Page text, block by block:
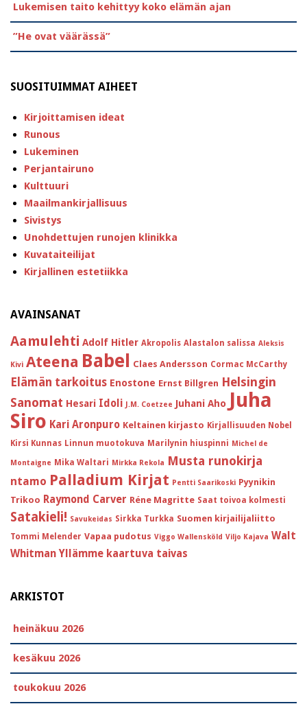
Lukemisen taito kehittyy koko elämän ajan
”He ovat väärässä”
SUOSITUIMMAT AIHEET
Kirjoittamisen ideat
Runous
Lukeminen
Perjantairuno
Kulttuuri
Maailmankirjallisuus
Sivistys
Unohdettujen runojen klinikka
Kuvataiteilijat
Kirjallinen estetiikka
AVAINSANAT
Aamulehti Adolf Hitler Akropolis Alastalon salissa Aleksis
Kivi Ateena Babel Claes Andersson Cormac McCarthy
Elämän tarkoitus Enostone Ernst Billgren Helsingin
Sanomat Hesari Idoli J.M. Coetzee Juhani Aho Juha
Siro Kari Aronpuro Keltainen kirjasto Kirjallisuuden Nobel
Kirsi Kunnas Linnun muotokuva Marilynin hiuspinni Michel de
Montaigne Mika Waltari Mirkka Rekola Musta runokirja
ntamo Palladium Kirjat Pentti Saarikoski Pyynikin
Trikoo Raymond Carver Réne Magritte Saat toivoa kolmesti
Satakieli! Savukeidas Sirkka Turkka Suomen kirjailijaliitto
Tommi Melender Vapaa pudotus Viggo Wallensköld Viljo Kajava Walt
Whitman Yllämme kaartuva taivas
ARKISTOT
heinäkuu 2026
kesäkuu 2026
toukokuu 2026